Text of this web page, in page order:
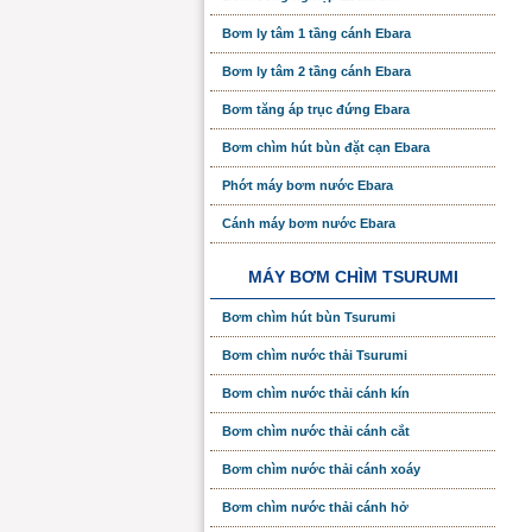
Bơm ly tâm 1 tầng cánh Ebara
Bơm ly tâm 2 tầng cánh Ebara
Bơm tăng áp trục đứng Ebara
Bơm chìm hút bùn đặt cạn Ebara
Phớt máy bơm nước Ebara
Cánh máy bơm nước Ebara
MÁY BƠM CHÌM TSURUMI
Bơm chìm hút bùn Tsurumi
Bơm chìm nước thải Tsurumi
Bơm chìm nước thải cánh kín
Bơm chìm nước thải cánh cắt
Bơm chìm nước thải cánh xoáy
Bơm chìm nước thải cánh hở